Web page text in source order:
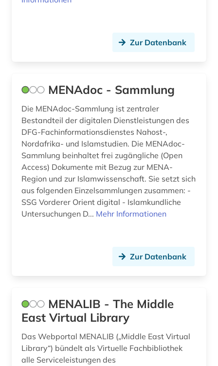
zeitschriftenaufsatz (1)
Zur Datenbank
MENAdoc - Sammlung
Die MENAdoc-Sammlung ist zentraler
Bestandteil der digitalen Dienstleistungen des
DFG-Fachinformationsdienstes Nahost-,
Nordafrika- und Islamstudien. Die MENAdoc-
Sammlung beinhaltet frei zugängliche (Open
Access) Dokumente mit Bezug zur MENA-
Region und zur Islamwissenschaft. Sie setzt sich
aus folgenden Einzelsammlungen zusammen: -
SSG Vorderer Orient digital - Islamkundliche
Untersuchungen D... Mehr Informationen
Zur Datenbank
MENALIB - The Middle
East Virtual Library
Das Webportal MENALIB („Middle East Virtual
Library“) bündelt als Virtuelle Fachbibliothek
alle Serviceleistungen des